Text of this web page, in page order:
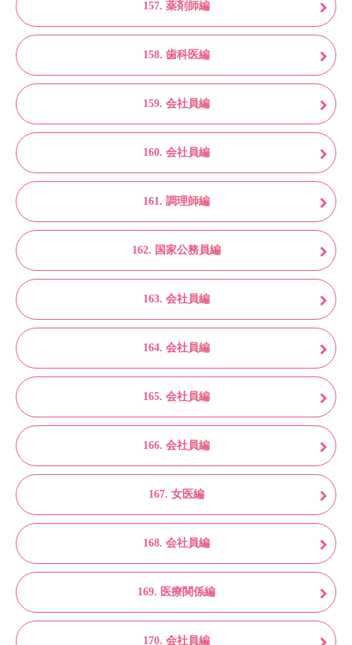
157. 薬剤師編
158. 歯科医編
159. 会社員編
160. 会社員編
161. 調理師編
162. 国家公務員編
163. 会社員編
164. 会社員編
165. 会社員編
166. 会社員編
167. 女医編
168. 会社員編
169. 医療関係編
170. 会社員編